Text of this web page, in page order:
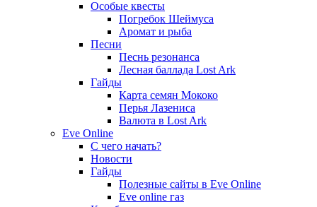
Особые квесты
Погребок Шеймуса
Аромат и рыба
Песни
Песнь резонанса
Лесная баллада Lost Ark
Гайды
Карта семян Мококо
Перья Лазениса
Валюта в Lost Ark
Eve Online
С чего начать?
Новости
Гайды
Полезные сайты в Eve Online
Eve online газ